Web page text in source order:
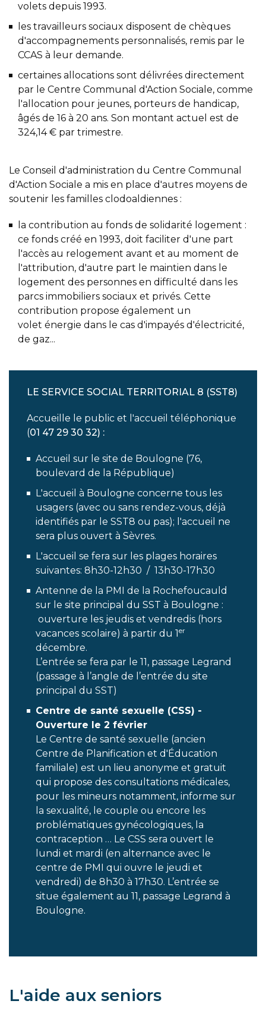
volets depuis 1993.
les travailleurs sociaux disposent de chèques
d'accompagnements personnalisés, remis par le
CCAS à leur demande.
certaines allocations sont délivrées directement
par le Centre Communal d'Action Sociale, comme
l'allocation pour jeunes, porteurs de handicap,
âgés de 16 à 20 ans. Son montant actuel est de
324,14 € par trimestre.
Le Conseil d'administration du Centre Communal
d'Action Sociale a mis en place d'autres moyens de
soutenir les familles clodoaldiennes :
la contribution au fonds de solidarité logement :
ce fonds créé en 1993, doit faciliter d'une part
l'accès au relogement avant et au moment de
l'attribution, d'autre part le maintien dans le
logement des personnes en difficulté dans les
parcs immobiliers sociaux et privés. Cette
contribution propose également un
volet énergie dans le cas d'impayés d'électricité,
de gaz...
LE SERVICE SOCIAL TERRITORIAL 8 (SST8)
Accueille le public et l'accueil téléphonique
(01 47 29 30 32) :
Accueil sur le site de Boulogne (76,
boulevard de la République)
L'accueil à Boulogne concerne tous les
usagers (avec ou sans rendez-vous, déjà
identifiés par le SST8 ou pas); l'accueil ne
sera plus ouvert à Sèvres.
L'accueil se fera sur les plages horaires
suivantes: 8h30-12h30 / 13h30-17h30
Antenne de la PMI de la Rochefoucauld
sur le site principal du SST à Boulogne :
ouverture les jeudis et vendredis (hors
vacances scolaire) à partir du 1er
décembre.
L’entrée se fera par le 11, passage Legrand
(passage à l’angle de l’entrée du site
principal du SST)
Centre de santé sexuelle (CSS) -
Ouverture le 2 février
Le Centre de santé sexuelle (ancien
Centre de Planification et d'Éducation
familiale) est un lieu anonyme et gratuit
qui propose des consultations médicales,
pour les mineurs notamment, informe sur
la sexualité, le couple ou encore les
problématiques gynécologiques, la
contraception … Le CSS sera ouvert le
lundi et mardi (en alternance avec le
centre de PMI qui ouvre le jeudi et
vendredi) de 8h30 à 17h30. L’entrée se
situe également au 11, passage Legrand à
Boulogne.
L'aide aux seniors